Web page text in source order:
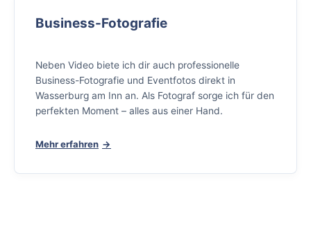
Business-Fotografie
Neben Video biete ich dir auch professionelle
Business-Fotografie und Eventfotos direkt in
Wasserburg am Inn an. Als Fotograf sorge ich für den
perfekten Moment – alles aus einer Hand.
Mehr erfahren